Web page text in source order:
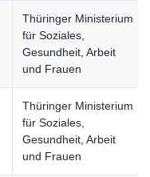
Thüringer Ministerium
für Soziales,
Gesundheit, Arbeit
und Frauen
Thüringer Ministerium
für Soziales,
Gesundheit, Arbeit
und Frauen